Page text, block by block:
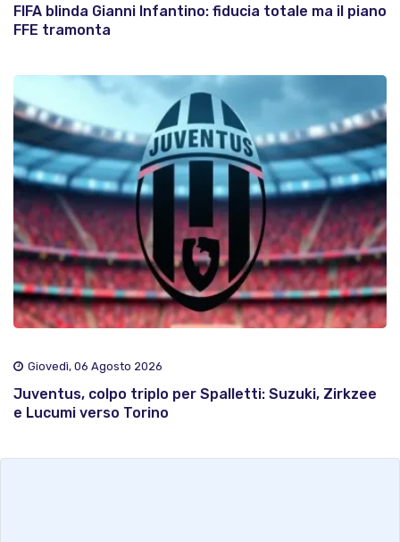
FIFA blinda Gianni Infantino: fiducia totale ma il piano
FFE tramonta
Giovedì, 06 Agosto 2026
Juventus, colpo triplo per Spalletti: Suzuki, Zirkzee
e Lucumi verso Torino